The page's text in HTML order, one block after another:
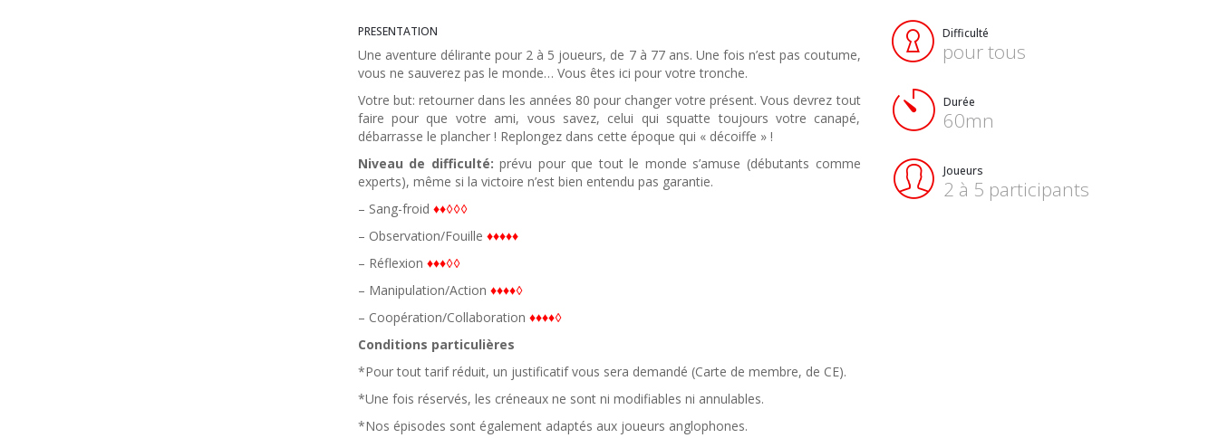
PRESENTATION
Une aventure délirante pour 2 à 5 joueurs, de 7 à 77 ans. Une fois n’est pas coutume,
vous ne sauverez pas le monde… Vous êtes ici pour votre tronche.
Votre but: retourner dans les années 80 pour changer votre présent. Vous devrez tout
faire pour que votre ami, vous savez, celui qui squatte toujours votre canapé,
débarrasse le plancher ! Replongez dans cette époque qui « décoiffe » !
Niveau de difficulté: prévu pour que tout le monde s’amuse (débutants comme
experts), même si la victoire n’est bien entendu pas garantie.
– Sang-froid ♦♦◊◊◊
– Observation/Fouille ♦♦♦♦♦
– Réflexion ♦♦♦◊◊
– Manipulation/Action ♦♦♦♦◊
– Coopération/Collaboration ♦♦♦♦◊
Conditions particulières
*Pour tout tarif réduit, un justificatif vous sera demandé (Carte de membre, de CE).
*Une fois réservés, les créneaux ne sont ni modifiables ni annulables.
*Nos épisodes sont également adaptés aux joueurs anglophones.
Difficulté
pour tous
Durée
60mn
Joueurs
2 à 5 participants